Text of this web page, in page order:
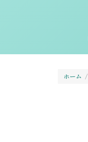
ホーム